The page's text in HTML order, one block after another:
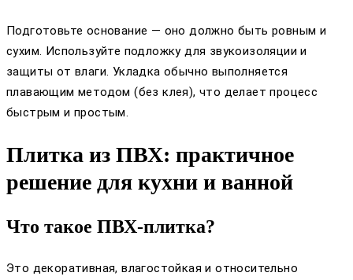
Подготовьте основание — оно должно быть ровным и
сухим. Используйте подложку для звукоизоляции и
защиты от влаги. Укладка обычно выполняется
плавающим методом (без клея), что делает процесс
быстрым и простым.
Плитка из ПВХ: практичное
решение для кухни и ванной
Что такое ПВХ-плитка?
Это декоративная, влагостойкая и относительно